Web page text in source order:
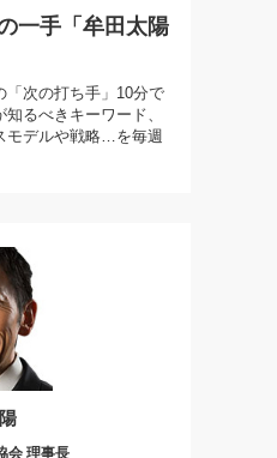
一手「牟田太陽
「次の打ち手」10分で
るべきキーワード、
モデルや戦略…を毎週
会 理事長